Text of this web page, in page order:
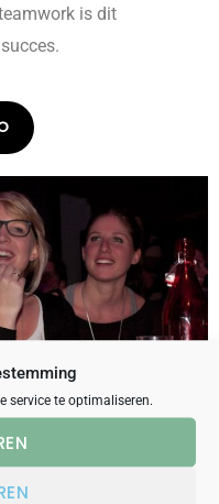
service te optimaliseren.
is dit